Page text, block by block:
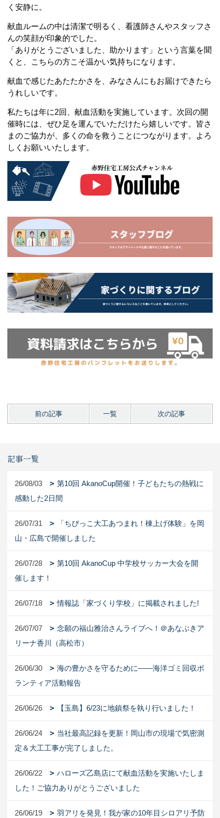
く安静に。
献血ルームの中は清潔で明るく、看護師さんやスタッフさ
んの笑顔が印象的でした。
「ありがとうございました、助かります」という言葉を聞
くと、こちらの方こそ温かい気持ちになります。
献血で感じたあたたかさを、みなさんにもお届けできたら
うれしいです。
私たちは年に2回、献血活動を実施しています。次回の開
催時には、ぜひ足を運んでいただけたら嬉しいです。皆さ
まのご協力が、多くの命を救うことにつながります。よろ
しくお願いいたします。
前の記事 一覧 次の記事
記事一覧
26/08/03
第10回 AkanoCup開催！子どもたちの熱戦に
感動した2日間
26/07/31
「ちびっこ大工あつまれ！棟上げ体験」を岡
山・広島で開催しました
26/07/28
第10回 AkanoCup 中学校サッカー大会を開
催します！
26/07/18 情報誌「家づくり学校」に掲載されました!
26/07/07
念願の福山雅治さんライブへ！＠あなぶきア
リーナ香川（高松市）
26/06/30
海の豊かさを守るために――海洋ゴミ回収ボ
ランティア活動報告
26/06/26 【玉島】6/23に地鎮祭を執り行いました！
26/06/24
当社最高記録を更新！岡山市の現場で気密測
定＆大工工事が完了しました。
26/06/22
ハローズ乙島店にて献血活動を実施いたしま
した！ご協力ありがとうございました
26/06/19
羽アリを発見！我が家の10年目シロアリ予防